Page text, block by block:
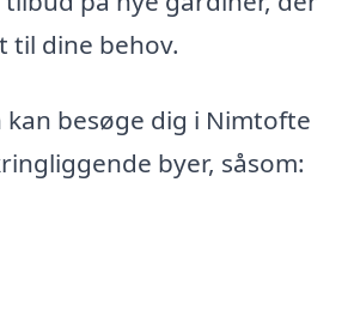
til dine behov.
kan besøge dig i Nimtofte
byer, såsom: